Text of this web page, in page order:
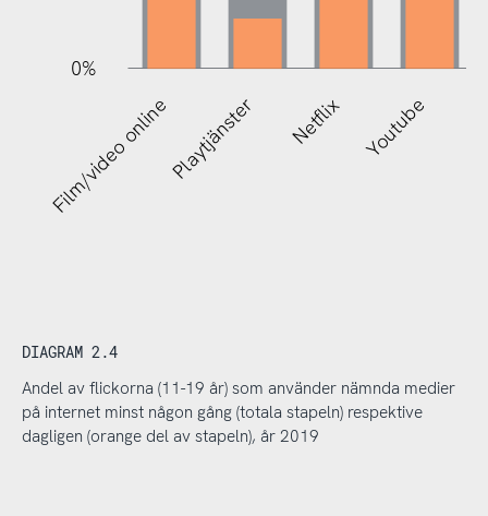
0%
Film/video onlinePlaytjänster Netflix Youtube
DIAGRAM 2.4
Andel av flickorna (11-19 år) som använder nämnda medier
på internet minst någon gång (totala stapeln) respektive
dagligen (orange del av stapeln), år 2019